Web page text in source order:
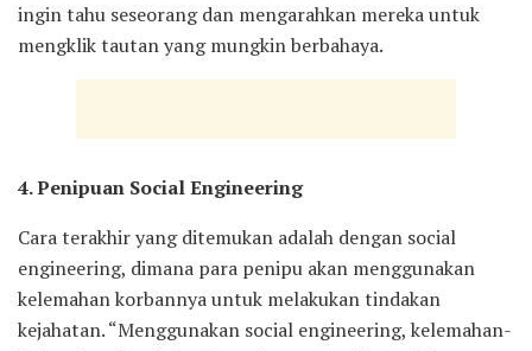
ingin tahu seseorang dan mengarahkan mereka untuk
mengklik tautan yang mungkin berbahaya.
4. Penipuan Social Engineering
Cara terakhir yang ditemukan adalah dengan social
engineering, dimana para penipu akan menggunakan
kelemahan korbannya untuk melakukan tindakan
kejahatan. “Menggunakan social engineering, kelemahan-